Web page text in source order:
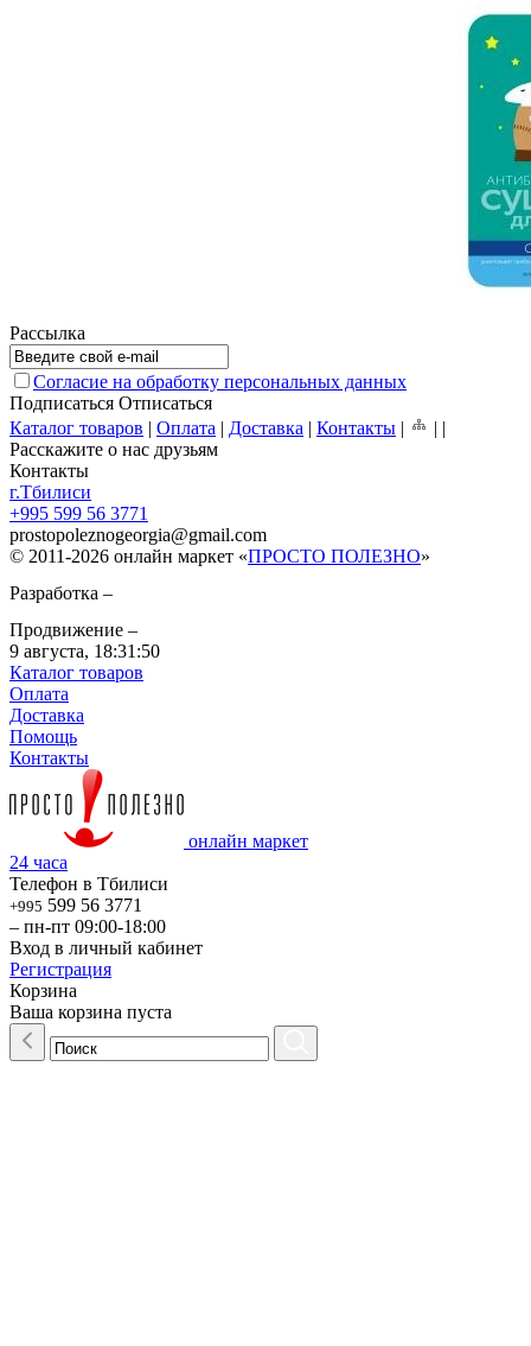
Рассылка
Согласие на обработку персональных данных
Подписаться Отписаться
Каталог товаров | Оплата | Доставка | Контакты | | |
Расскажите о нас друзьям
Контакты
г.Тбилиси
+995 599 56 3771
prostopoleznogeorgia@gmail.com
© 2011-2026 онлайн маркет «ПРОСТО ПОЛЕЗНО»
Разработка –
Продвижение –
9 августа, 18:31:50
Каталог товаров
Оплата
Доставка
Помощь
Контакты
онлайн маркет
24 часа
Телефон в Тбилиси
+995 599 56 3771
– пн-пт 09:00-18:00
Вход в личный кабинет
Регистрация
Корзина
Ваша корзина пуста